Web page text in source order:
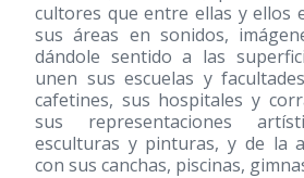
cultores que entre ellas y ellos
sus áreas en sonidos,
dándole sentido a las
unen sus escuelas y
cafetines, sus hospitales y
sus representaciones
esculturas y pinturas, y de la
con sus canchas, piscinas,